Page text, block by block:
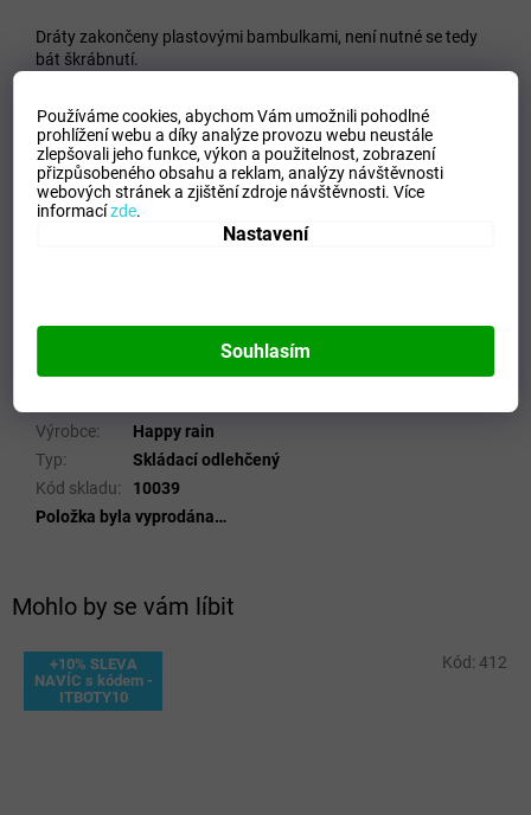
Používáme cookies, abychom Vám umožnili pohodlné
prohlížení webu a díky analýze provozu webu neustále
zlepšovali jeho funkce, výkon a použitelnost,zobrazení
přizpůsobeného obsahu a reklam, analýzy návštěvnosti
webových stránek a zjištění zdroje návštěvnosti.Více
informacízde.
Nastavení
Souhlasím
Mohlo by se vám líbit
+10% SLEVA
NAVÍC s kódem -
ITBOTY10
Kód: 412
Dráty zakončeny plastovými bambulkami, není nutné se tedy
bát škrábnutí.
Váha deštníku 190 g, počet pružnic 8, délka pružnice 50 cm,
délka deštníku 23 cm, průměr střechy 90cm.
Potah je Polyester Pongee
Doplňkové parametry
Vícebarevné
Pohlaví:
Unisex
Výrobce:
Happy rain
Typ:
Skládací odlehčený
Kód skladu:
10039
Položka byla vyprodána…